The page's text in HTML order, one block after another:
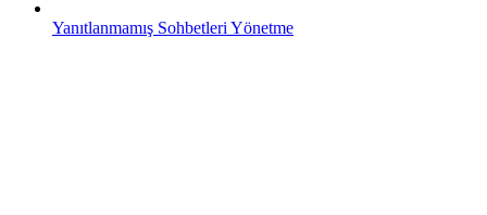
Yanıtlanmamış Sohbetleri Yönetme